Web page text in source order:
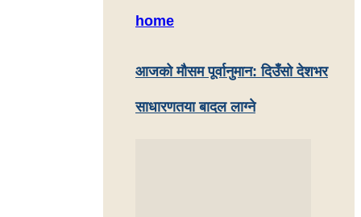
home
आजको मौसम पूर्वानुमान: दिउँसो देशभर
साधारणतया बादल लाग्ने